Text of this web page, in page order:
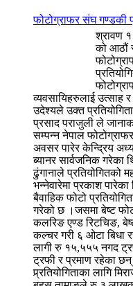
फोटोग्राफर संघ गण्डकी
श्रावण
को आठौं
व्यवसायिहरुलाई उत्साह
उदेश्यले उक्त
प्रसाद पराजुली ले
सम्पन्न नेपाल
अवसर पारेर केन्द्रिय
ब्यानर सार्वजनिक गरेका
ढुंगानाले प्रतियोगितको
भन्नेवारेमा प्रकाश पारेका
बैवाहिक फोटो
गरेको छ ।जसमा बेष्ट
कलरिङ एण्ड रिटचिङ,
कल्चर गरी ६ ओटा बिधा
लागी रु १५,५५५ नगद
ट्रफी र प्रमाण रहेका छन्
प्र्रतियोगिताका लागि